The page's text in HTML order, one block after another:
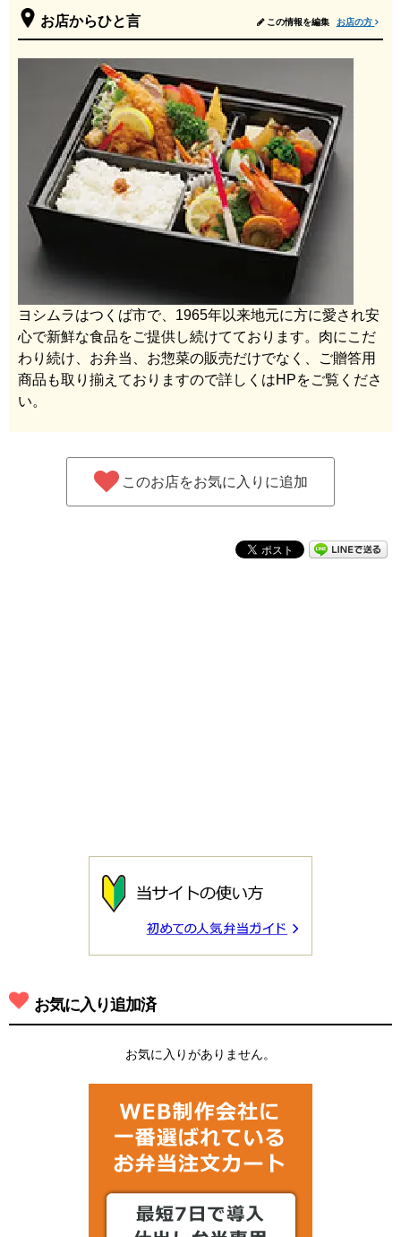
お店からひと言 この情報を編集 お店の方
ヨシムラはつくば市で、1965年以来地元に方に愛され安
心で新鮮な食品をご提供し続けてております。肉にこだ
わり続け、お弁当、お惣菜の販売だけでなく、ご贈答用
商品も取り揃えておりますので詳しくはHPをご覧くださ
い。
このお店をお気に入りに追加
お気に入り追加済
お気に入りがありません。